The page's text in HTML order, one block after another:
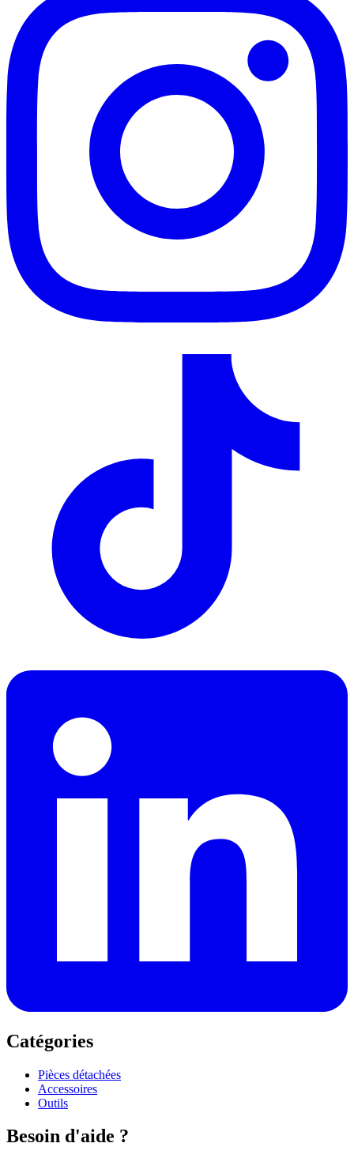
Catégories
Pièces détachées
Accessoires
Outils
Besoin d'aide ?